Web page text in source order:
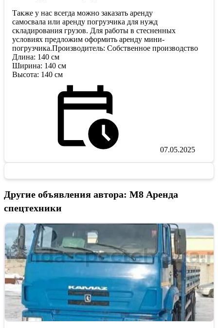
Также у нас всегда можно заказать аренду
самосвала или аренду погрузчика для нужд
складирования грузов. Для работы в стесненных
условиях предложим оформить аренду мини-
погрузчика.Производитель: Собственное производство
Длина: 140 см
Ширина: 140 см
Высота: 140 см
07.05.2025
Другие объявления автора: М8 Аренда
спецтехники